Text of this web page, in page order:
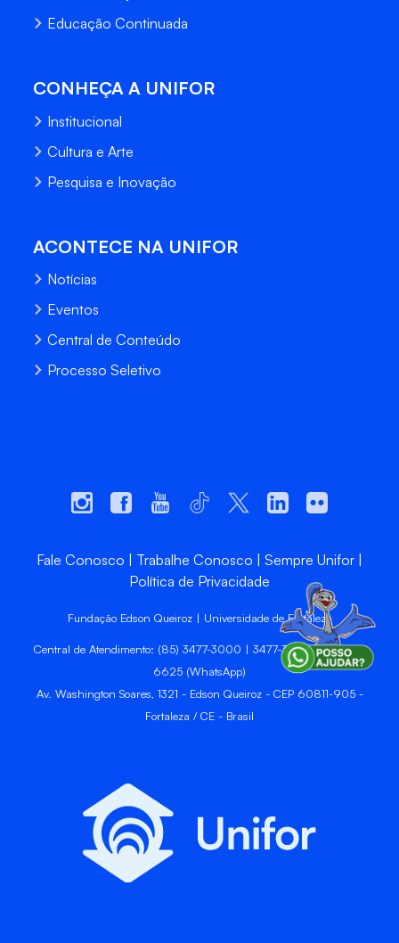
Educação Continuada
CONHEÇA A UNIFOR
Institucional
Cultura e Arte
Pesquisa e Inovação
ACONTECE NA UNIFOR
Notícias
Eventos
Central de Conteúdo
Processo Seletivo
Fale Conosco Trabalhe Conosco
Sempre Unifor
Política de Privacidade
Fundação Edson Queiroz | Universidade de Fortaleza
Central de Atendimento: (85) 3477-3000 | 3477-3400 | 99246-
6625 (WhatsApp)
Av. Washington Soares, 1321 - Edson Queiroz - CEP 60811-905 -
Fortaleza / CE - Brasil